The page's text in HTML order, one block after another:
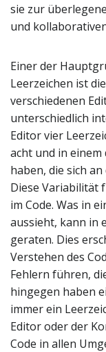
sie zur
und
Einer der
Leerzeichen ist
verschiedenen
unterschiedlich
Editor vier
acht und in
haben, die sich
Diese Variabilität
im Code. Was in
aussieht, kann in
geraten. Dies
Verstehen des
Fehlern führen,
hingegen haben
immer ein
Editor oder der
Code in allen